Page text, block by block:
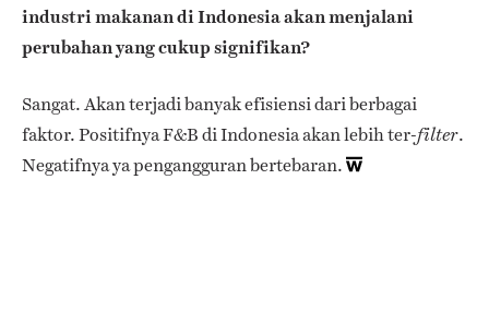
industri makanan di Indonesia akan menjalani
perubahan yang cukup signifikan?
Sangat. Akan terjadi banyak efisiensi dari berbagai
faktor. Positifnya F&B di Indonesia akan lebih ter-filter.
Negatifnya ya pengangguran bertebaran.